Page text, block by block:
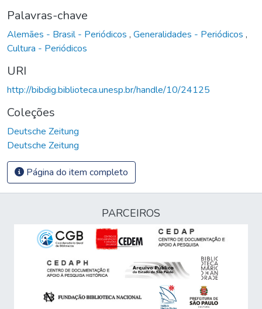
Palavras-chave
Alemães - Brasil - Periódicos , Generalidades - Periódicos ,
Cultura - Periódicos
URI
http://bibdig.biblioteca.unesp.br/handle/10/24125
Coleções
Deutsche Zeitung
Deutsche Zeitung
Página do item completo
PARCEIROS